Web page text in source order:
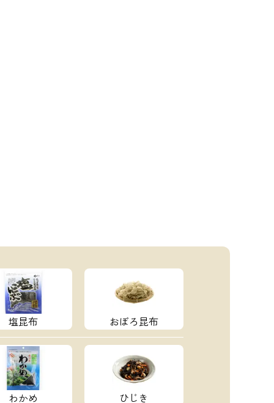
塩昆布 おぼろ昆布
わかめ ひじき